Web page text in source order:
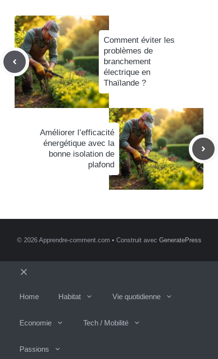
Comment éviter les
problèmes de
branchement
électrique en
Thaïlande ?
Améliorer l’efficacité
énergétique avec la
bonne isolation de
plafond
© 2026 Apprendre-comment.com • Construit avec GeneratePress
Home
Habitat Vie quotidienne
Economie Tech / Mobilité
Passions